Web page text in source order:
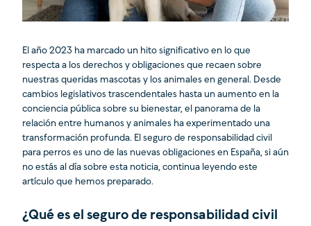
El año 2023 ha marcado un hito significativo en lo que
respecta a los derechos y obligaciones que recaen sobre
nuestras queridas mascotas y los animales en general. Desde
cambios legislativos trascendentales hasta un aumento en la
conciencia pública sobre su bienestar, el panorama de la
relación entre humanos y animales ha experimentado una
transformación profunda. El seguro de responsabilidad civil
para perros es uno de las nuevas obligaciones en España, si aún
no estás al día sobre esta noticia, continua leyendo este
artículo que hemos preparado.
¿Qué es el seguro de responsabilidad civil